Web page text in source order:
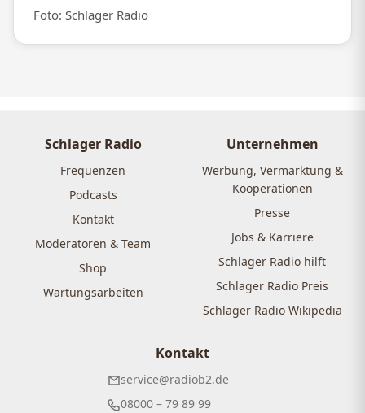
Foto: Schlager Radio
Schlager Radio
Frequenzen
Podcasts
Kontakt
Moderatoren & Team
Shop
Wartungsarbeiten
Unternehmen
Werbung, Vermarktung &
Kooperationen
Presse
Jobs & Karriere
Schlager Radio hilft
Schlager Radio Preis
Schlager Radio Wikipedia
Kontakt
service@radiob2.de
08000 – 79 89 99